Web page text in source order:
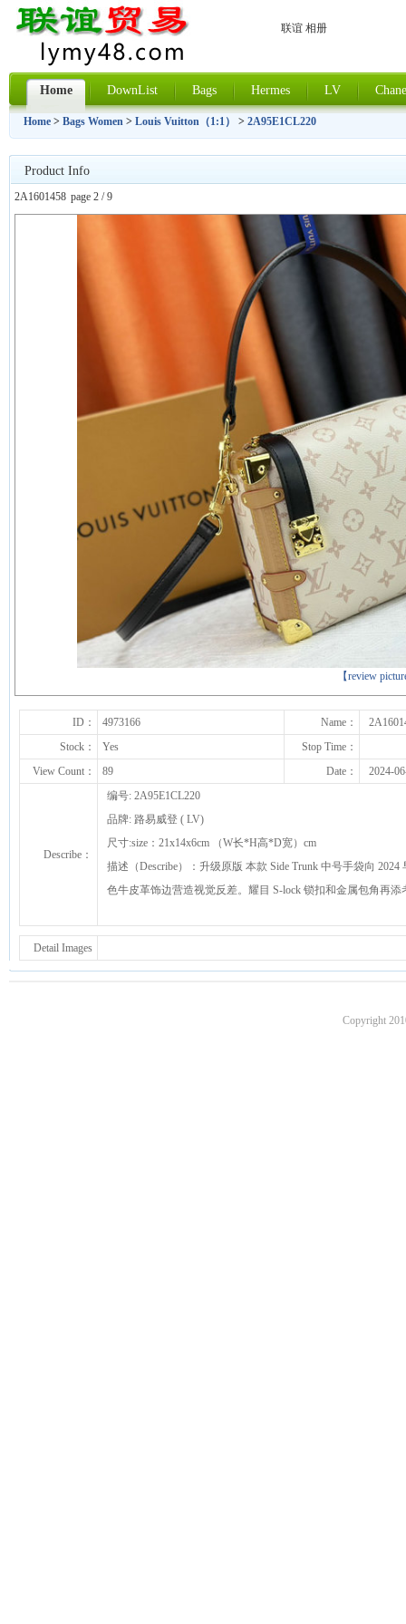
联谊 相册
Home DownList Bags Hermes LV
Home > Bags Women > Louis Vuitton（1:1） > 2A95E1CL220
Product Info
2A1601458 page 2 / 9
【review
上一张
ID： 4973166 Name：
Stock：
Yes
Stop Time：
View Count：
89 Date： 2024-
Describe：
编号: 2A95E1CL220
品牌: 路易威登 ( LV)
尺寸:size：21x14x6cm （W长*H高*D宽）cm
描述（Describe）：升级原版 本款 Side Trunk 中号手袋向
色牛皮革饰边营造视觉反差。耀目 S-lock 锁扣和金属包角再添
Detail Images
Copyright